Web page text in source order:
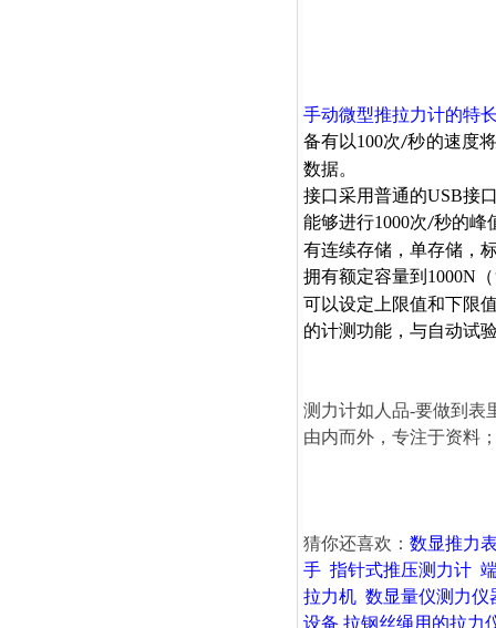
手动微型推拉力计的特
备有以100次/秒的速度
数据。
接口采用普通的USB接
能够进行1000次/秒的峰
有连续存储，单存储，
拥有额定容量到1000N（
可以设定上限值和下限
的计测功能，与自动试
测力计如人品-要做到表
由内而外，专注于资料
猜你还喜欢： 数显推力
手 指针式推压测力计
拉力机 数显量仪测力仪
设备 拉钢丝绳用的拉力